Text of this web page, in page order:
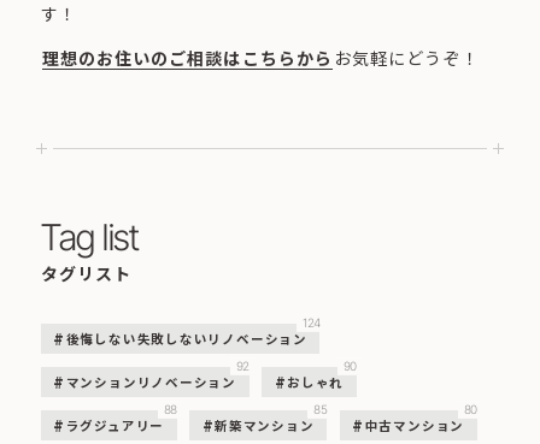
す！
理想のお住いのご相談はこちらから お気軽にどうぞ！
Tag list
タグリスト
後悔しない失敗しないリノベーション
124
マンションリノベーション
92
おしゃれ
90
ラグジュアリー
88
新築マンション
85
中古マンション
80